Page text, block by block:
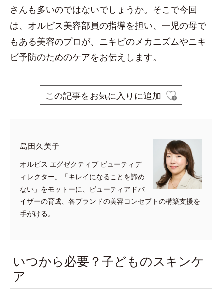
さんも多いのではないでしょうか。そこで今回
は、オルビス美容部員の指導を担い、一児の母で
もある美容のプロが、ニキビのメカニズムやニキ
ビ予防のためのケアをお伝えします。
この記事をお気に入りに追加
島田久美子
オルビス エグゼクティブ ビューティデ
ィレクター。「キレイになることを諦め
ない」をモットーに、ビューティアドバ
イザーの育成、各ブランドの美容コンセプトの構築支援を
手がける。
いつから必要？子どものスキンケ
ア